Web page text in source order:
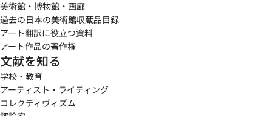
美術館・博物館・画廊
過去の日本の美術館収蔵品目録
アート翻訳に役立つ資料
アート作品の著作権
文献を知る
学校・教育
アーティスト・ライティング
コレクティヴィズム